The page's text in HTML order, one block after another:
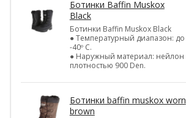
Ботинки Baffin Muskox
Black
Ботинки Baffin Muskox Black
● Температурный диапазон: до
-40º C.
● Наружный материал: нейлон
плотностью 900 Den.
Ботинки baffin muskox worn
brown